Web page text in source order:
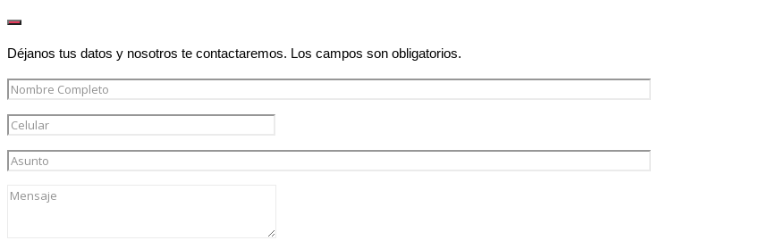
Déjanos tus datos y nosotros te contactaremos. Los campos son obligatorios.